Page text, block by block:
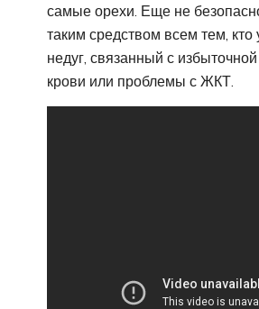
самые орехи. Еще не
таким средством всем тем, кто
недуг, связанный с
крови или проблемы с ЖКТ.